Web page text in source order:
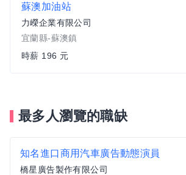
蘇澳加油站
力嶸企業有限公司
宜蘭縣-蘇澳鎮
時薪 196 元
最多人瀏覽的職缺
知名進口商用汽車廣告動態演員
橋星廣告製作有限公司